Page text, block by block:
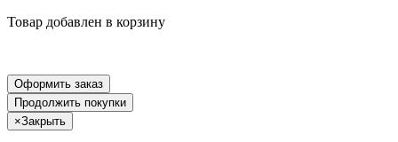
Товар добавлен в корзину
Оформить заказ
Продолжить покупки
×Закрыть